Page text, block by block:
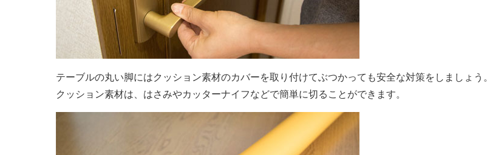
テーブルの丸い脚にはクッション素材のカバーを取り付けてぶつかっても安全な対策をしましょう。
クッション素材は、はさみやカッターナイフなどで簡単に切ることができます。